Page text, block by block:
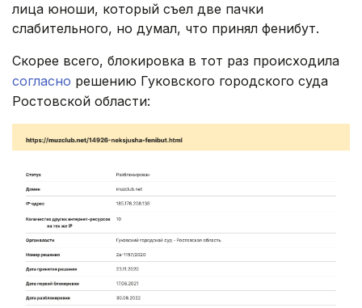
лица юноши, который съел две пачки
слабительного, но думал, что принял фенибут.
Скорее всего, блокировка в тот раз происходила
согласно решению Гуковского городского суда
Ростовской области: